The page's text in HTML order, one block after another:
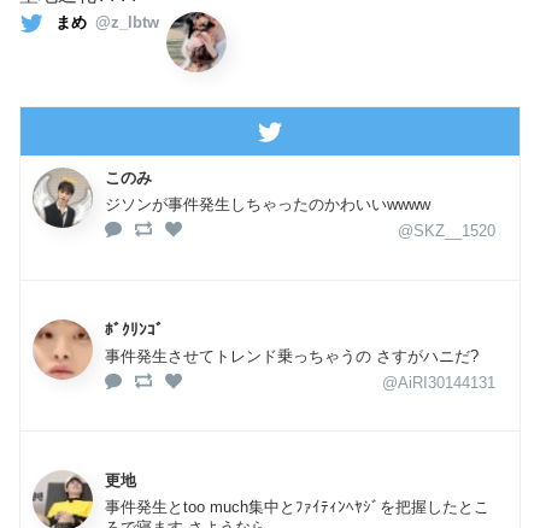
まめ @z_lbtw
このみ
ジソンが事件発生しちゃったのかわいいwwww
@SKZ__1520
ﾎﾞｸﾘﾝｺﾞ
事件発生させてトレンド乗っちゃうの さすがハニだ?
@AiRI30144131
更地
事件発生とtoo much集中とﾌｧｲﾃｨﾝﾍﾔｼﾞを把握したとこ